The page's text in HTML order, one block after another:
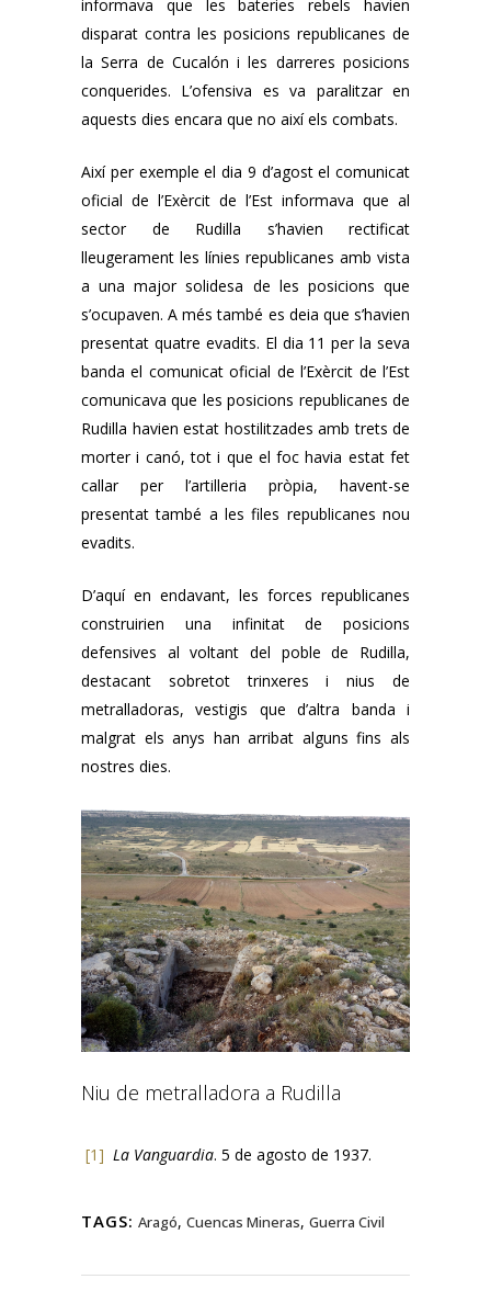
informava que les bateries rebels havien
disparat contra les posicions republicanes de
la Serra de Cucalón i les darreres posicions
conquerides. L’ofensiva es va paralitzar en
aquests dies encara que no així els combats.
Així per exemple el dia 9 d’agost el comunicat
oficial de l’Exèrcit de l’Est informava que al
sector de Rudilla s’havien rectificat
lleugerament les línies republicanes amb vista
a una major solidesa de les posicions que
s’ocupaven. A més també es deia que s’havien
presentat quatre evadits. El dia 11 per la seva
banda el comunicat oficial de l’Exèrcit de l’Est
comunicava que les posicions republicanes de
Rudilla havien estat hostilitzades amb trets de
morter i canó, tot i que el foc havia estat fet
callar per l’artilleria pròpia, havent-se
presentat també a les files republicanes nou
evadits.
D’aquí en endavant, les forces republicanes
construirien una infinitat de posicions
defensives al voltant del poble de Rudilla,
destacant sobretot trinxeres i nius de
metralladoras, vestigis que d’altra banda i
malgrat els anys han arribat alguns fins als
nostres dies.
Niu de metralladora a Rudilla
[1] La Vanguardia. 5 de agosto de 1937.
TAGS: Aragó, Cuencas Mineras, Guerra Civil